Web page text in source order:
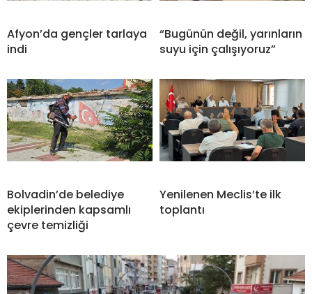
Afyon’da gençler tarlaya
indi
“Bugünün değil, yarınların
suyu için çalışıyoruz”
Bolvadin’de belediye
ekiplerinden kapsamlı
çevre temizliği
Yenilenen Meclis’te ilk
toplantı